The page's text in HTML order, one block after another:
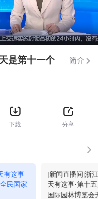
是第十一个
下载 分享
有这事
民国家
[新闻直播间]浙
天有这事·第十
国际园林博览会
回看